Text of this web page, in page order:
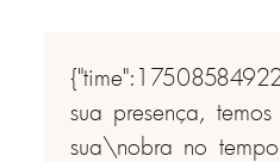
sua presença,
sua\nobra no